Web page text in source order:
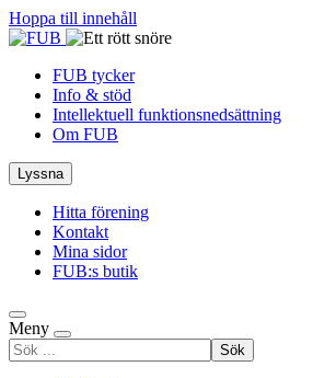
Hoppa till innehåll
FUB tycker
Info & stöd
Intellektuell funktionsnedsättning
Om FUB
Lyssna
Hitta förening
Kontakt
Mina sidor
FUB:s butik
Meny
Sök
efter